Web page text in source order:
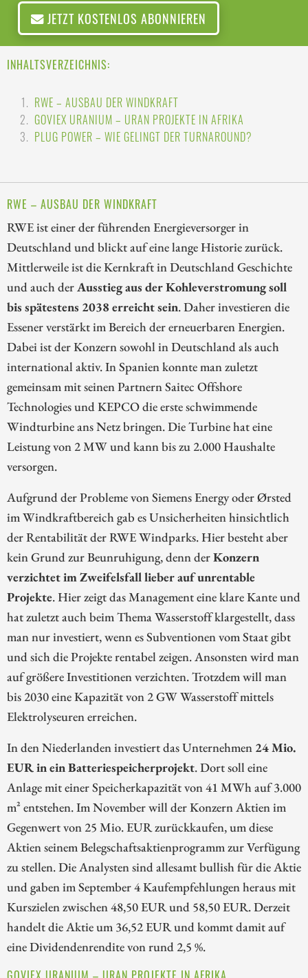
JETZT KOSTENLOS ABONNIEREN
INHALTSVERZEICHNIS:
RWE – AUSBAU DER WINDKRAFT
GOVIEX URANIUM – URAN PROJEKTE IN AFRIKA
PLUG POWER – WIE GELINGT DER TURNAROUND?
RWE – AUSBAU DER WINDKRAFT
RWE ist einer der führenden Energieversorger in
Deutschland und blickt auf eine lange Historie zurück.
Mittlerweile ist die Kernkraft in Deutschland Geschichte
und auch derAusstieg aus der Kohleverstromung soll
bis spätestens 2038 erreicht sein. Daher investieren die
Essener verstärkt im Bereich der erneuerbaren Energien.
Dabei ist der Konzern sowohl in Deutschland als auch
international aktiv. In Spanien konnte man zuletzt
gemeinsam mit seinen Partnern Saitec Offshore
Technologies und KEPCO die erste schwimmende
Windturbine ans Netz bringen. Die Turbine hat eine
Leistung von 2 MW und kann bis zu 2.000 Haushalte
versorgen.
Aufgrund der Probleme von Siemens Energy oder Ørsted
im Windkraftbereich gab es Unsicherheiten hinsichtlich
der Rentabilität der RWE Windparks. Hier besteht aber
kein Grund zur Beunruhigung, denn derKonzern
verzichtet im Zweifelsfall lieber auf unrentable
Projekte. Hier zeigt das Management eine klare Kante und
hat zuletzt auch beim Thema Wasserstoff klargestellt, dass
man nur investiert, wenn es Subventionen vom Staat gibt
und sich die Projekte rentabel zeigen. Ansonsten wird man
auf größere Investitionen verzichten. Trotzdem will man
bis 2030 eine Kapazität von 2 GW Wasserstoff mittels
Elektrolyseuren erreichen.
In den Niederlanden investiert das Unternehmen 24 Mio.
EUR in ein Batteriespeicherprojekt. Dort soll eine
Anlage mit einer Speicherkapazität von 41 MWh auf 3.000
m² entstehen. Im November will der Konzern Aktien im
Gegenwert von 25 Mio. EUR zurückkaufen, um diese
Aktien seinem Belegschaftsaktienprogramm zur Verfügung
zu stellen. Die Analysten sind allesamt bullish für die Aktie
und gaben im September 4 Kaufempfehlungen heraus mit
Kurszielen zwischen 48,50 EUR und 58,50 EUR. Derzeit
handelt die Aktie um 36,52 EUR und kommt damit auf
eine Dividendenrendite von rund 2,5 %.